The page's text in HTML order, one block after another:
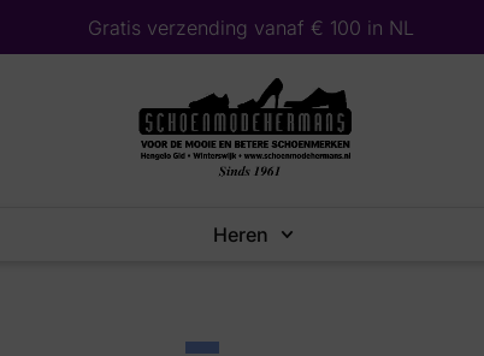
Gratis verzending vanaf € 100 in NL
Heren